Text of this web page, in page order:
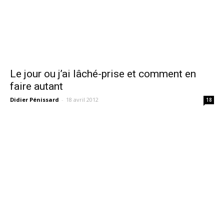
Le jour ou j’ai lâché-prise et comment en
faire autant
Didier Pénissard - 18 avril 2012 18